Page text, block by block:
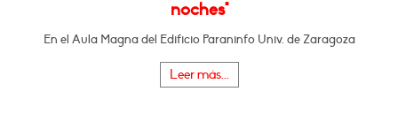
noches"
En el Aula Magna del Edificio Paraninfo Univ. de Zaragoza
Leer más...